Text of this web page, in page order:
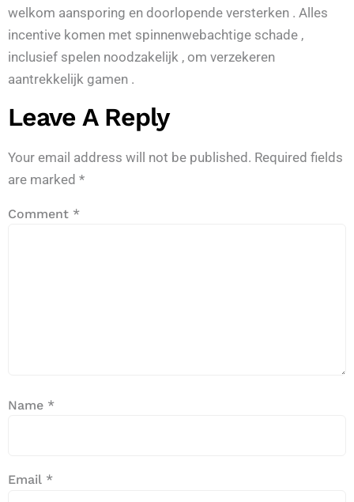
welkom aansporing en doorlopende versterken . Alles
incentive komen met spinnenwebachtige schade ,
inclusief spelen noodzakelijk , om verzekeren
aantrekkelijk gamen .
Leave A Reply
Your email address will not be published. Required fields
are marked *
Comment *
Name *
Email *